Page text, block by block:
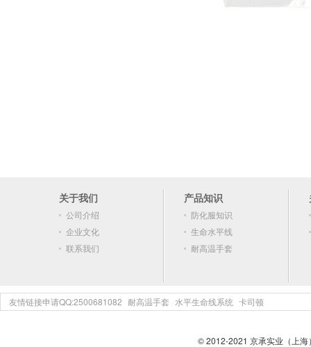
关于我们
公司介绍
企业文化
联系我们
产品知识
防化服知识
生命水平线
耐高温手套
友情链接申请QQ:2500681082 耐高温手套 水平生命线系统 卡司顿
© 2012-2021 京承实业（上